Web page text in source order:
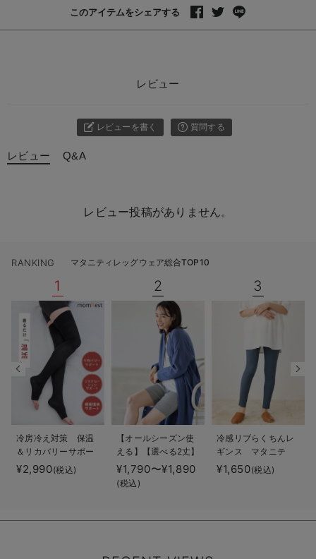
このアイテムをシェアする
レビュー
レビューを書く 質問する
レビュー Q&A
レビュー投稿がありません。
RANKING マタニティレッグウェア総合TOP10
1
冷房冷え対策 保温
＆リカバリーサポー
ト momRest おや
すみ着圧ソックス
製
¥2,990(税込)
2
【オールシーズン使
える】【選べる2丈】
締め付けない綿混リ
ブストレートレギン
¥1,790〜¥1,890
(税込)
3
冷感リブらくちんレ
ギンス マタニテ
ィ・産後【出産後も
長く使える】
¥1,650(税込)